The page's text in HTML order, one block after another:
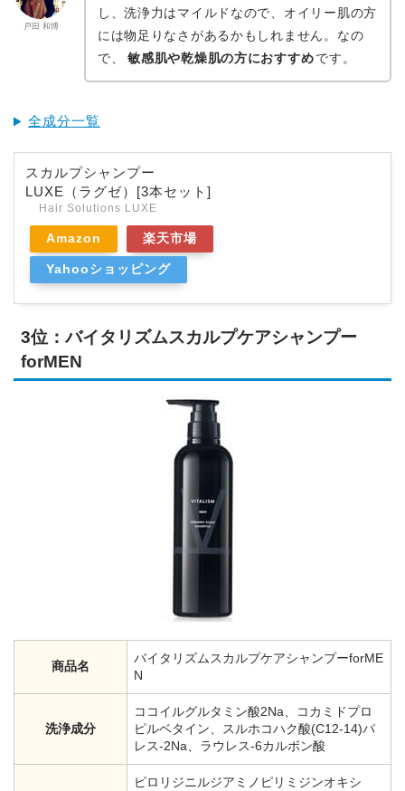
戸田 和博
し、洗浄力はマイルドなので、オイリー肌の方
には物足りなさがあるかもしれません。なの
で、
敏感肌や乾燥肌の方におすすめです。
全成分一覧
スカルプシャンプー
LUXE（ラグゼ）[3本セット]
Hair Solutions LUXE
Amazon 楽天市場
Yahooショッピング
3位：バイタリズムスカルプケアシャンプー
forMEN
商品名
バイタリズムスカルプケアシャンプーforME
N
洗浄成分
ココイルグルタミン酸2Na、コカミドプロ
ピルベタイン、スルホコハク酸(C12-14)パ
レス-2Na、ラウレス-6カルボン酸
ピロリジニルジアミノピリミジンオキシ